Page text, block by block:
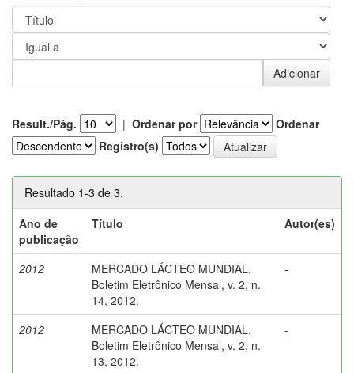
Result./Pág. | Ordenar por
Ordenar
Registro(s)
Resultado 1-3 de 3.
Ano de
publicação
Título Autor(es)
2012
MERCADO LÁCTEO MUNDIAL.
Boletim Eletrônico Mensal, v. 2, n.
14, 2012.
-
2012
MERCADO LÁCTEO MUNDIAL.
Boletim Eletrônico Mensal, v. 2, n.
13, 2012.
-